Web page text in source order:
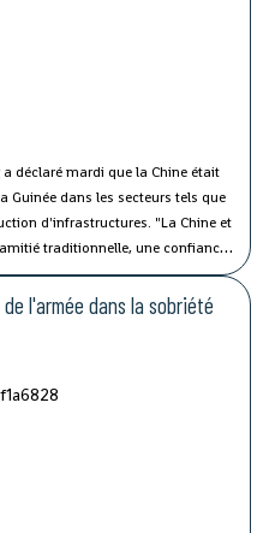
déclaré mardi que la Chine était
Guinée dans les secteurs tels que
d'infrastructures. "La Chine et
traditionnelle, une confiance
a affirmé M. Li lors de sa
Condé à Beijing.
l'armée dans la sobriété